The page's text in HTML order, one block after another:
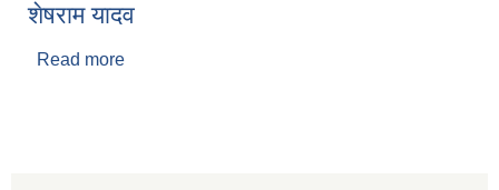
शेषराम यादव
Read more